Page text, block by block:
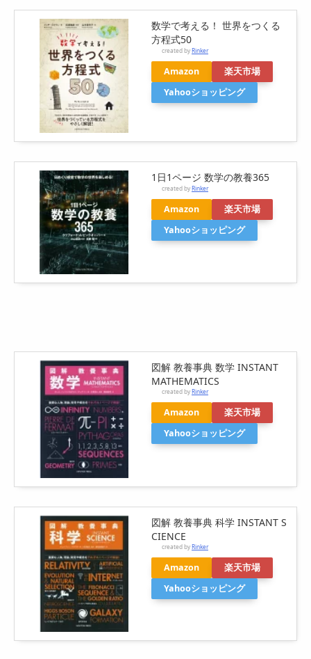
数学で考える！ 世界をつくる
方程式50
created byRinker
Amazon
楽天市場
Yahooショッピング
1日1ページ 数学の教養365
created byRinker
Amazon
楽天市場
Yahooショッピング
図解 教養事典 数学 INSTANT
MATHEMATICS
created byRinker
Amazon
楽天市場
Yahooショッピング
図解 教養事典 科学 INSTANT S
CIENCE
created byRinker
Amazon
楽天市場
Yahooショッピング